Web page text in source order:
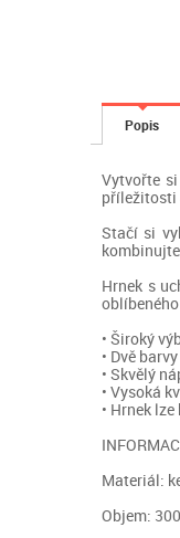
Popis
Vytvořte
příležitosti
Stačí si
Hrnek s
• Široký
• Dvě
• Skvělý
• Vysoká
• Hrnek
Materiál:
Objem: